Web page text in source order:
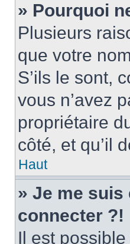
» Pourquoi
Plusieurs
que votre
S’ils le sont,
vous n’avez
propriétaire
côté, et qu’il
Haut
» Je me
connecter ?!
Il est